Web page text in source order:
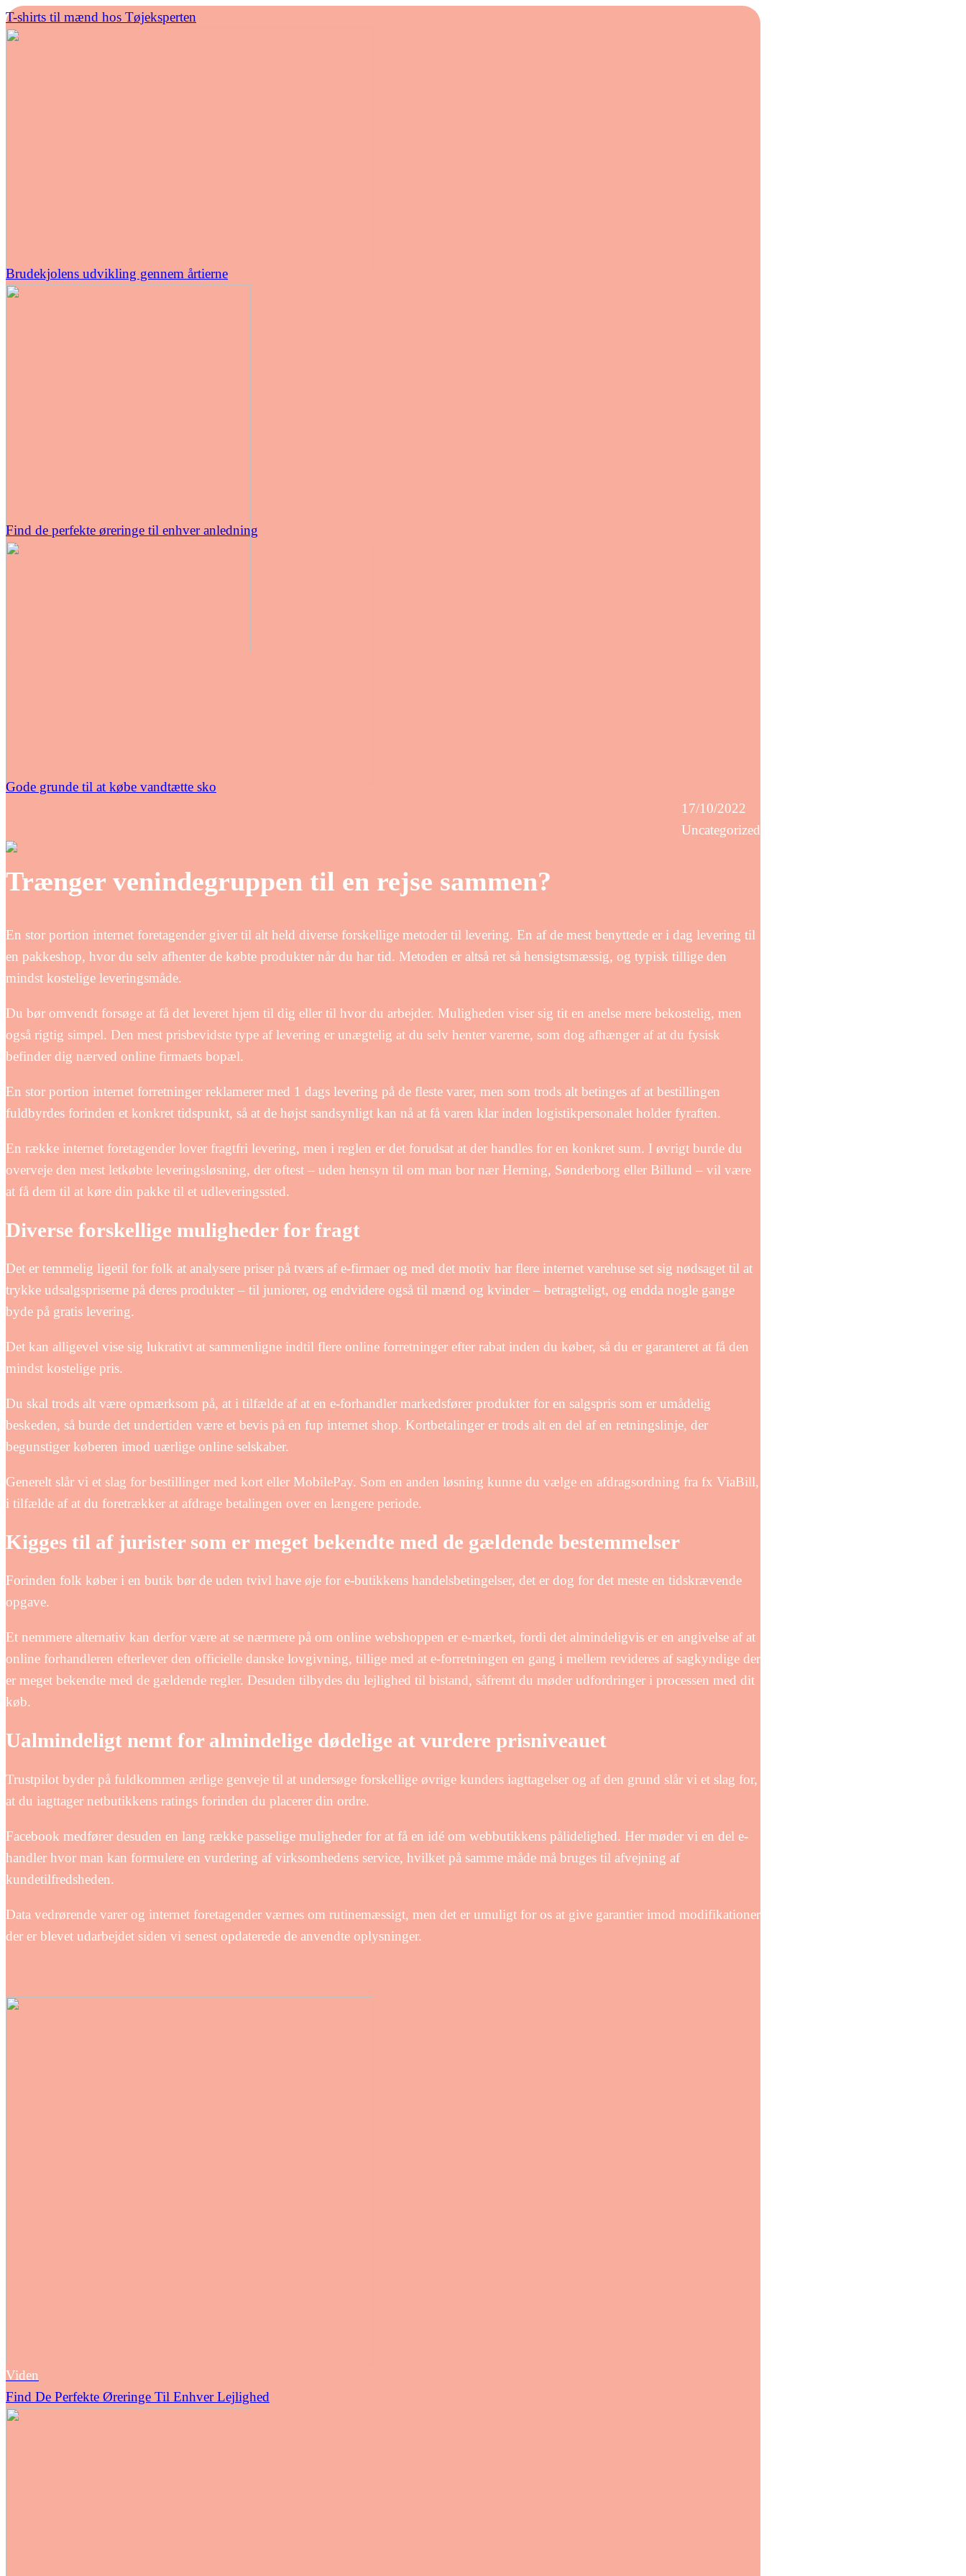
T-shirts til mænd hos Tøjeksperten
Brudekjolens udvikling gennem årtierne
Find de perfekte øreringe til enhver anledning
Gode grunde til at købe vandtætte sko
17/10/2022
Uncategorized
Trænger venindegruppen til en rejse sammen?
En stor portion internet foretagender giver til alt held diverse forskellige metoder til levering. En af de mest benyttede er i dag levering til
en pakkeshop, hvor du selv afhenter de købte produkter når du har tid. Metoden er altså ret så hensigtsmæssig, og typisk tillige den
mindst kostelige leveringsmåde.
Du bør omvendt forsøge at få det leveret hjem til dig eller til hvor du arbejder. Muligheden viser sig tit en anelse mere bekostelig, men
også rigtig simpel. Den mest prisbevidste type af levering er unægtelig at du selv henter varerne, som dog afhænger af at du fysisk
befinder dig nærved online firmaets bopæl.
En stor portion internet forretninger reklamerer med 1 dags levering på de fleste varer, men som trods alt betinges af at bestillingen
fuldbyrdes forinden et konkret tidspunkt, så at de højst sandsynligt kan nå at få varen klar inden logistikpersonalet holder fyraften.
En række internet foretagender lover fragtfri levering, men i reglen er det forudsat at der handles for en konkret sum. I øvrigt burde du
overveje den mest letkøbte leveringsløsning, der oftest – uden hensyn til om man bor nær Herning, Sønderborg eller Billund – vil være
at få dem til at køre din pakke til et udleveringssted.
Diverse forskellige muligheder for fragt
Det er temmelig ligetil for folk at analysere priser på tværs af e-firmaer og med det motiv har flere internet varehuse set sig nødsaget til at
trykke udsalgspriserne på deres produkter – til juniorer, og endvidere også til mænd og kvinder – betragteligt, og endda nogle gange
byde på gratis levering.
Det kan alligevel vise sig lukrativt at sammenligne indtil flere online forretninger efter rabat inden du køber, så du er garanteret at få den
mindst kostelige pris.
Du skal trods alt være opmærksom på, at i tilfælde af at en e-forhandler markedsfører produkter for en salgspris som er umådelig
beskeden, så burde det undertiden være et bevis på en fup internet shop. Kortbetalinger er trods alt en del af en retningslinje, der
begunstiger køberen imod uærlige online selskaber.
Generelt slår vi et slag for bestillinger med kort eller MobilePay. Som en anden løsning kunne du vælge en afdragsordning fra fx ViaBill,
i tilfælde af at du foretrækker at afdrage betalingen over en længere periode.
Kigges til af jurister som er meget bekendte med de gældende bestemmelser
Forinden folk køber i en butik bør de uden tvivl have øje for e-butikkens handelsbetingelser, det er dog for det meste en tidskrævende
opgave.
Et nemmere alternativ kan derfor være at se nærmere på om online webshoppen er e-mærket, fordi det almindeligvis er en angivelse af at
online forhandleren efterlever den officielle danske lovgivning, tillige med at e-forretningen en gang i mellem revideres af sagkyndige der
er meget bekendte med de gældende regler. Desuden tilbydes du lejlighed til bistand, såfremt du møder udfordringer i processen med dit
køb.
Ualmindeligt nemt for almindelige dødelige at vurdere prisniveauet
Trustpilot byder på fuldkommen ærlige genveje til at undersøge forskellige øvrige kunders iagttagelser og af den grund slår vi et slag for,
at du iagttager netbutikkens ratings forinden du placerer din ordre.
Facebook medfører desuden en lang række passelige muligheder for at få en idé om webbutikkens pålidelighed. Her møder vi en del e-
handler hvor man kan formulere en vurdering af virksomhedens service, hvilket på samme måde må bruges til afvejning af
kundetilfredsheden.
Data vedrørende varer og internet foretagender værnes om rutinemæssigt, men det er umuligt for os at give garantier imod modifikationer
der er blevet udarbejdet siden vi senest opdaterede de anvendte oplysninger.
Viden
Find De Perfekte Øreringe Til Enhver Lejlighed